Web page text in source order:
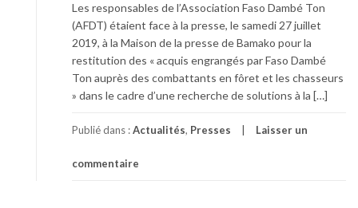
Les responsables de l’Association Faso Dambé Ton
(AFDT) étaient face à la presse, le samedi 27 juillet
2019, à la Maison de la presse de Bamako pour la
restitution des « acquis engrangés par Faso Dambé
Ton auprès des combattants en fôret et les chasseurs
» dans le cadre d’une recherche de solutions à la […]
Publié dans :Actualités, Presses Laisser un
commentaire